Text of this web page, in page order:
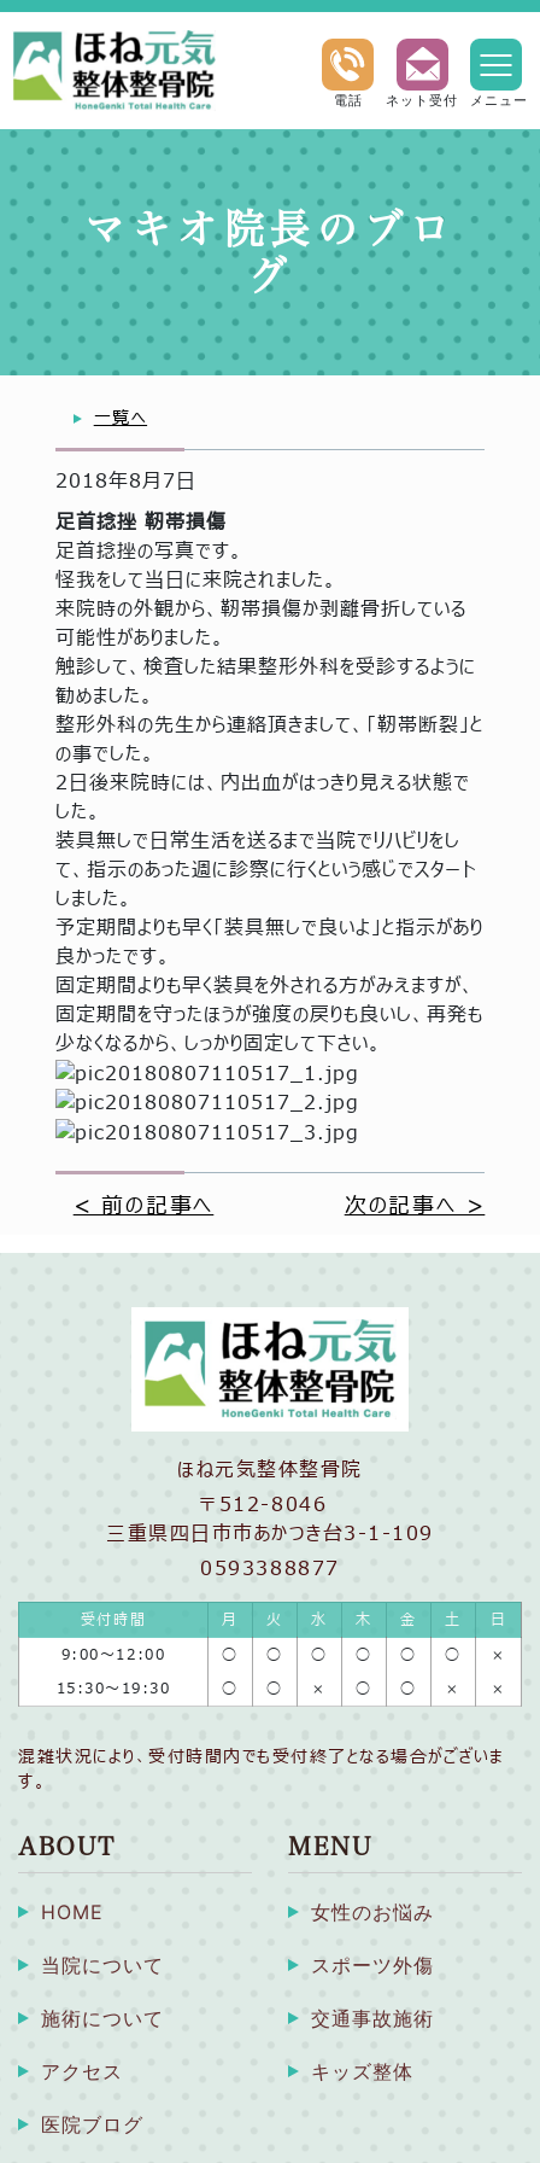
メニュー
ネット受付
電話
マキオ院長のブロ
グ
一覧へ
2018年8月7日
足首捻挫 靭帯損傷
足首捻挫の写真です。
怪我をして当日に来院されました。
来院時の外観から、靭帯損傷か剥離骨折している
可能性がありました。
触診して、検査した結果整形外科を受診するように
勧めました。
整形外科の先生から連絡頂きまして、「靭帯断裂」と
の事でした。
2日後来院時には、内出血がはっきり見える状態で
した。
装具無しで日常生活を送るまで当院でリハビリをし
て、指示のあった週に診察に行くという感じでスタート
しました。
予定期間よりも早く「装具無しで良いよ」と指示があり
良かったです。
固定期間よりも早く装具を外される方がみえますが、
固定期間を守ったほうが強度の戻りも良いし、再発も
少なくなるから、しっかり固定して下さい。
< 前の記事へ 次の記事へ >
ほね元気整体整骨院
〒512-8046
三重県四日市市あかつき台3-1-109
0593388877
受付時間 月 火 水 木 金 土
日
9:00〜12:00
◯ ◯ ◯ ◯ ◯ ◯
×
15:30〜19:30
◯ ◯ × ◯ ◯ × ×
混雑状況により、受付時間内でも受付終了となる場合がございま
す。
ABOUT
HOME
当院について
施術について
アクセス
医院ブログ
MENU
女性のお悩み
スポーツ外傷
交通事故施術
キッズ整体